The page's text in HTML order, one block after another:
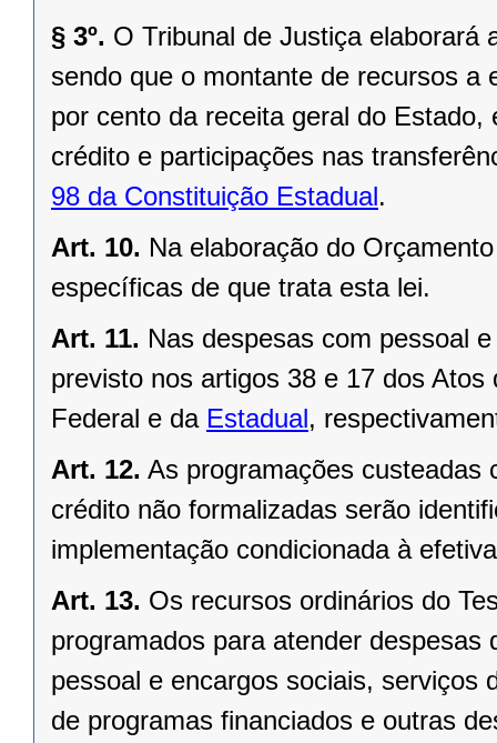
§ 3º. O Tribunal de Justiça elaborará
sendo que o montante de recursos a
por cento da receita geral do
crédito e participações nas
98 da Constituição Estadual.
Art. 10. Na elaboração do
específicas de que trata esta lei.
Art. 11. Nas despesas com pessoal
previsto nos artigos 38 e 17 dos
Federal e da Estadual,
Art. 12. As programações custeadas
crédito não formalizadas serão
implementação condicionada à
Art. 13. Os recursos ordinários do
programados para atender
pessoal e encargos sociais, serviços
de programas financiados e outras